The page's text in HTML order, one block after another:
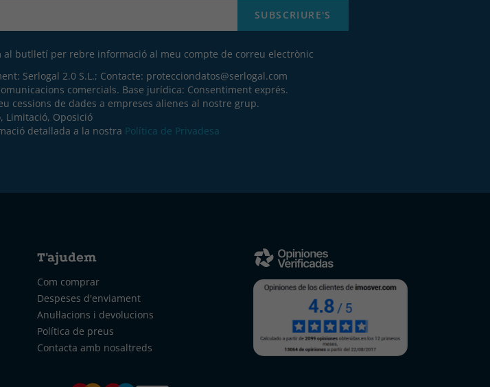
SUBSCRIURE'S
al butlletí per rebre informació al meu compte de correu electrònic
Serlogal 2.0 S.L.; Contacte: protecciondatos@serlogal.com
comercials. Base jurídica: Consentiment exprés.
cessions de dades a empreses alienes al nostre grup.
Limitació, Oposició
detallada a la nostra Política de Privadesa
T'ajudem
Com comprar
Despeses d'enviament
Anul·lacions i devolucions
Política de preus
Contacta amb nosaltreds